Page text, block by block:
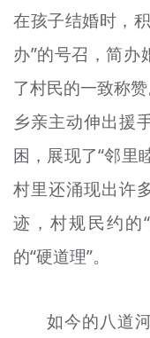
在孩子结婚时，
办”的号召，简
了村民的一致称
乡亲主动伸出援
困，展现了“邻里
村里还涌现出许
迹，村规民约的
的“硬道理”。
如今的八道